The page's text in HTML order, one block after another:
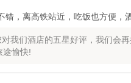
错，离高铁站近，吃饭也方便，
我们酒店的五星好评，我们会
途愉快!